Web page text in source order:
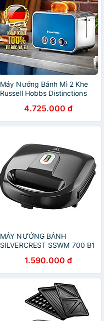
Máy Nướng Bánh Mì 2 Khe
Russell Hobbs Distinctions
Nhập Khẩu Đức và EU
4.725.000 đ
MÁY NƯỚNG BÁNH
SILVERCREST SSWM 700 B1
chính hãng1.590.000 đ